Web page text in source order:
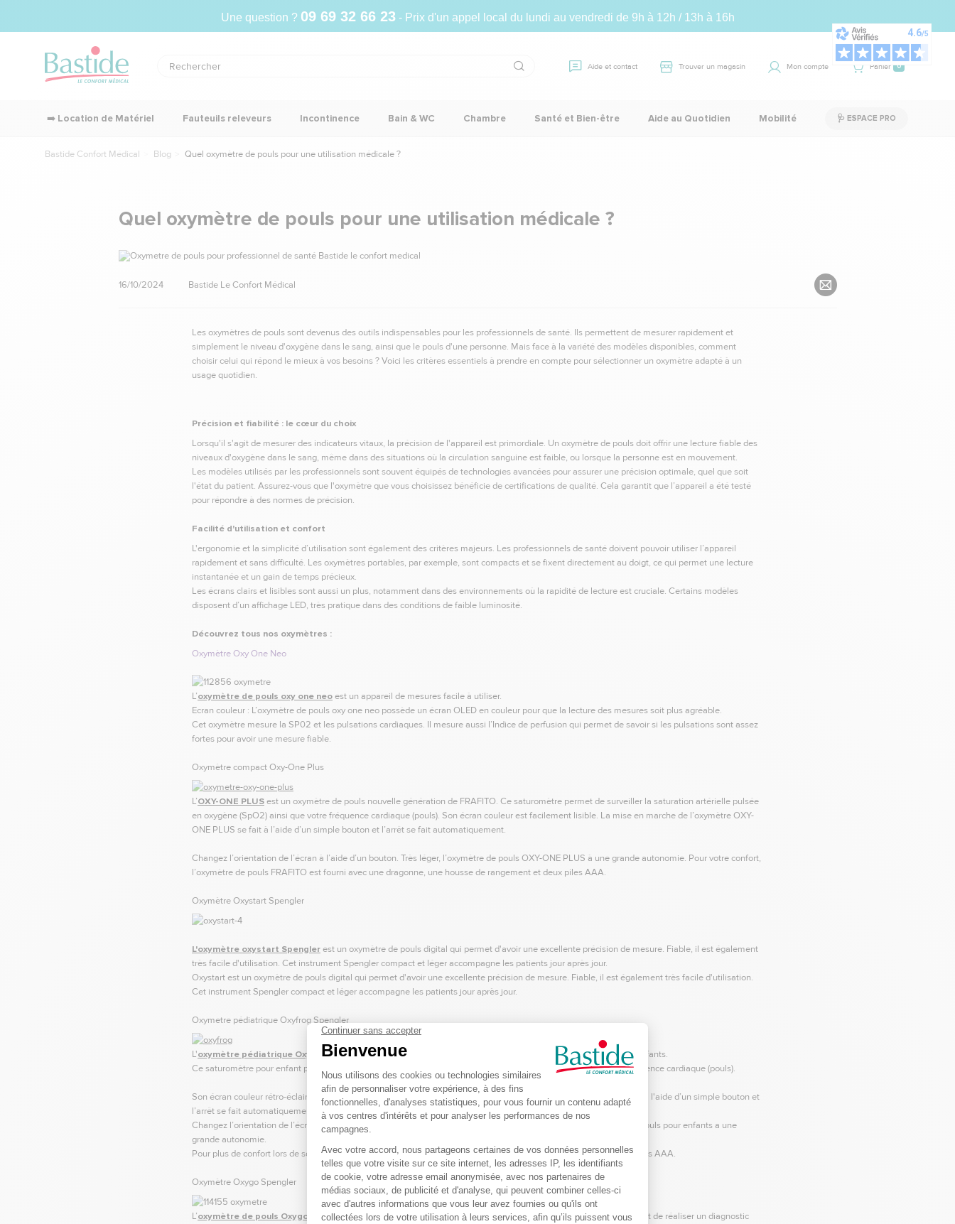
Une question ? 09 69 32 66 23- Prix d'un appel local du lundi au vendredi de 9h à 12h / 13h à 16h
Aide et contact Trouver un magasin Mon compte Panier 0
➡️ Location de Matériel Fauteuils releveurs Incontinence Bain & WC Chambre Santé et Bien-être Aide au Quotidien Mobilité 🩺 ESPACE PRO
Bastide Confort Médical Blog Quel oxymètre de pouls pour une utilisation médicale ?
Quel oxymètre de pouls pour une utilisation médicale ?
16/10/2024 Bastide Le Confort Médical
Les oxymètres de pouls sont devenus des outils indispensables pour les professionnels de santé. Ils permettent de mesurer rapidement et
simplement le niveau d'oxygène dans le sang, ainsi que le pouls d'une personne. Mais face à la variété des modèles disponibles, comment
choisir celui qui répond le mieux à vos besoins ? Voici les critères essentiels à prendre en compte pour sélectionner un oxymètre adapté à un
usage quotidien.
Précision et fiabilité : le cœur du choix
Lorsqu'il s'agit de mesurer des indicateurs vitaux, la précision de l'appareil est primordiale. Un oxymètre de pouls doit offrir une lecture fiable des
niveaux d'oxygène dans le sang, même dans des situations où la circulation sanguine est faible, ou lorsque la personne est en mouvement.
Les modèles utilisés par les professionnels sont souvent équipés de technologies avancées pour assurer une précision optimale, quel que soit
l'état du patient. Assurez-vous que l'oxymètre que vous choisissez bénéficie de certifications de qualité. Cela garantit que l’appareil a été testé
pour répondre à des normes de précision.
Facilité d'utilisation et confort
L'ergonomie et la simplicité d’utilisation sont également des critères majeurs. Les professionnels de santé doivent pouvoir utiliser l’appareil
rapidement et sans difficulté. Les oxymètres portables, par exemple, sont compacts et se fixent directement au doigt, ce qui permet une lecture
instantanée et un gain de temps précieux.
Les écrans clairs et lisibles sont aussi un plus, notamment dans des environnements où la rapidité de lecture est cruciale. Certains modèles
disposent d’un affichage LED, très pratique dans des conditions de faible luminosité.
Découvrez tous nos oxymètres :
Oxymètre Oxy One Neo
L’oxymètre de pouls oxy one neoest un appareil de mesures facile à utiliser.
Ecran couleur : L’oxymètre de pouls oxy one neo possède un écran OLED en couleur pour que la lecture des mesures soit plus agréable.
Cet oxymètre mesure la SP02 et les pulsations cardiaques. Il mesure aussi l’Indice de perfusion qui permet de savoir si les pulsations sont assez
fortes pour avoir une mesure fiable.
Oxymètre compact Oxy-One Plus
L’OXY-ONE PLUSest un oxymètre de pouls nouvelle génération de FRAFITO. Ce saturomètre permet de surveiller la saturation artérielle pulsée
en oxygène (SpO2) ainsi que votre fréquence cardiaque (pouls). Son écran couleur est facilement lisible. La mise en marche de l’oxymètre OXY-
ONE PLUS se fait à l’aide d’un simple bouton et l’arrêt se fait automatiquement.
Changez l’orientation de l’écran à l’aide d’un bouton. Très léger, l’oxymètre de pouls OXY-ONE PLUS à une grande autonomie. Pour votre confort,
l’oxymètre de pouls FRAFITO est fourni avec une dragonne, une housse de rangement et deux piles AAA.
Oxymètre Oxystart Spengler
L'oxymètre oxystart Spenglerest un oxymètre de pouls digital qui permet d'avoir une excellente précision de mesure. Fiable, il est également
très facile d'utilisation. Cet instrument Spengler compact et léger accompagne les patients jour après jour.
Oxystart est un oxymètre de pouls digital qui permet d'avoir une excellente précision de mesure. Fiable, il est également très facile d'utilisation.
Cet instrument Spengler compact et léger accompagne les patients jour après jour.
Oxymetre pédiatrique Oxyfrog Spengler
L'oxymètre pédiatrique Oxyfrog Spenglerest un oxymètre de pouls pédiatrique conçu spécialement pour les enfants.
Ce saturomètre pour enfant permet de surveiller la saturation artérielle pulsée en oxygène (SpO2) ainsi que la fréquence cardiaque (pouls).
Son écran couleur rétro-éclairé est facilement lisible. La mise en marche de l’oxymètre pédiatrique Spengler se fait à l'aide d’un simple bouton et
l’arrêt se fait automatiquement.
Changez l’orientation de l’écran en inclinant simplement l'oxymètre pour enfant Oxyfrog. Très léger, l’oxymètre de pouls pour enfants a une
grande autonomie.
Pour plus de confort lors de son utilisation, l’oxymètre de pouls pédiatrique est fourni avec une dragonne et deux piles AAA.
Oxymètre Oxygo Spengler
L’oxymètre de pouls Oxygo
est un oxymètre facile à utiliser, aussi bien sur les adultes que sur les enfants. Il permet de réaliser un diagnostic